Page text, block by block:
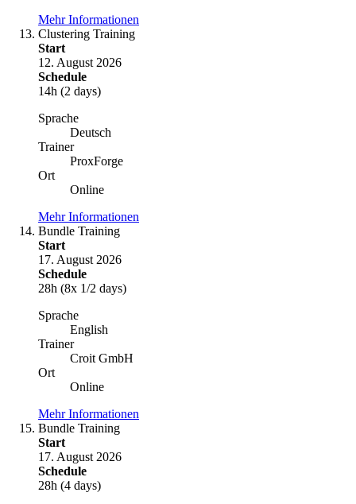
Mehr Informationen
Clustering Training
Start
12. August 2026
Schedule
14h (2 days)
Sprache
Deutsch
Trainer
ProxForge
Ort
Online
Mehr Informationen
Bundle Training
Start
17. August 2026
Schedule
28h (8x 1/2 days)
Sprache
English
Trainer
Croit GmbH
Ort
Online
Mehr Informationen
Bundle Training
Start
17. August 2026
Schedule
28h (4 days)